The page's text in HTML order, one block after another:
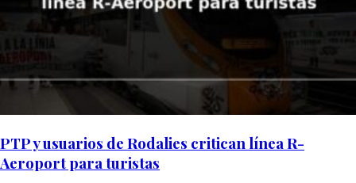
PTP y usuarios de Rodalies critican línea R-
Aeroport para turistas